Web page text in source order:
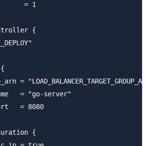
= 1
{
=
= "go-server"
= 8080
{